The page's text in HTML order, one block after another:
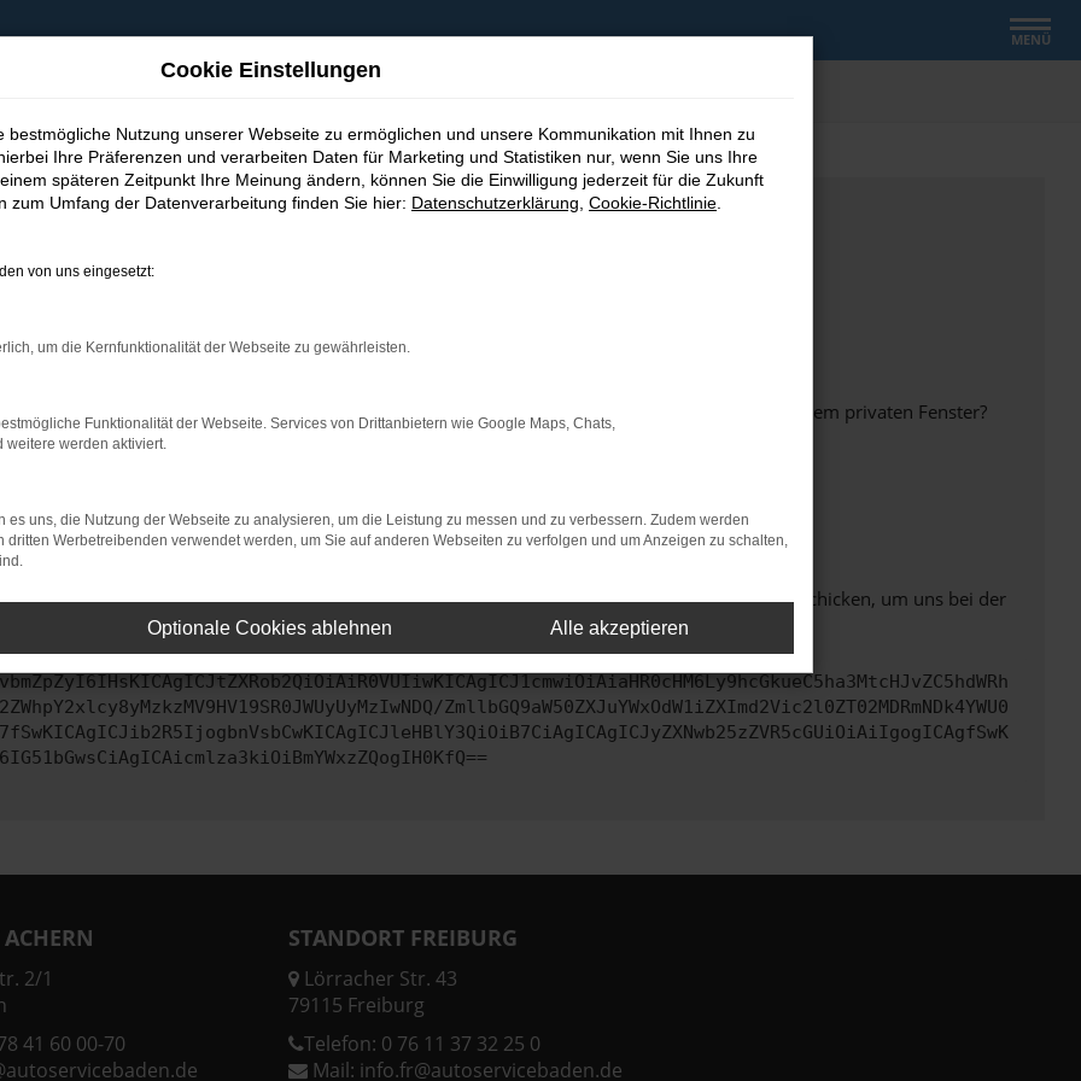
MENÜ
bestimmter Seiten verhindern. Funktioniert die Seite in einem anderen Browser oder in einem privaten Fenster?
beheben.
auf dem neuesten Stand sind.
kann auch dazu führen, dass bestimmte Funktionen nicht mehr unterstützt werden.
uns bitte. Wir werden versuchen, das Problem zu beheben. Du kannst uns diesen Text schicken, um uns bei der
ZmllbGQ9aW50ZXJuYWxOdW1iZXImd2Vic2l0ZT02MDRmNDk4YWU0
2/1
41 60 00-70
STANDORT FREIBURG
Lörracher Str. 43
79115 Freiburg
Telefon: 0 76 11 37 32 25 0
Mail: info.fr@autoservicebaden.de
Cookie Einstellungen
bestmögliche Nutzung unserer Webseite zu ermöglichen und unsere Kommunikation mit Ihnen zu
Ihre Präferenzen und verarbeiten Daten für Marketing und Statistiken nur, wenn Sie uns Ihre
späteren Zeitpunkt Ihre Meinung ändern, können Sie die Einwilligung jederzeit für die Zukunft
zum Umfang der Datenverarbeitung finden Sie hier: Datenschutzerklärung Cookie-Richtlinie
von uns eingesetzt:
um die Kernfunktionalität der Webseite zu gewährleisten.
Funktionalität der Webseite. Services von Drittanbietern wie Google Maps, Chats,
weitere werden aktiviert.
es uns, die Nutzung der Webseite zu analysieren, um die Leistung zu messen und zu verbessern. Zudem werden
dritten Werbetreibenden verwendet werden, um Sie auf anderen Webseiten zu verfolgen und um Anzeigen zu schalten,
Optionale Cookies ablehnen Alle akzeptieren